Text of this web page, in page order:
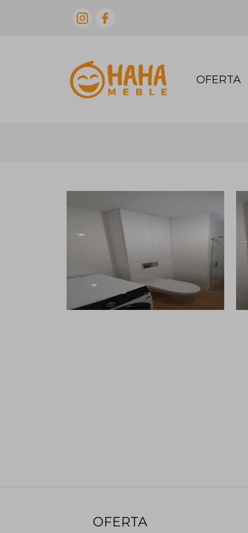
OFERTA
OFERTA